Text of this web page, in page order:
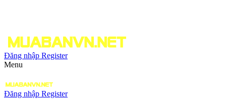
Đăng nhập Register
Menu
Đăng nhập Register